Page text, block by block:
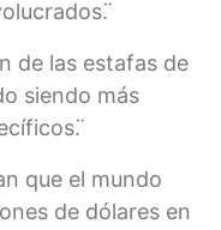
de las estafas de
siendo más
que el mundo
de dólares en